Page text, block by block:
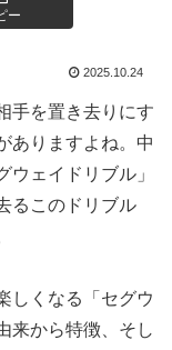
ー
2025.10.24
手を置き去りにす
ありますよね。中
ェイドリブル」
るこのドリブル
しくなる「セグウ
来から特徴、そし